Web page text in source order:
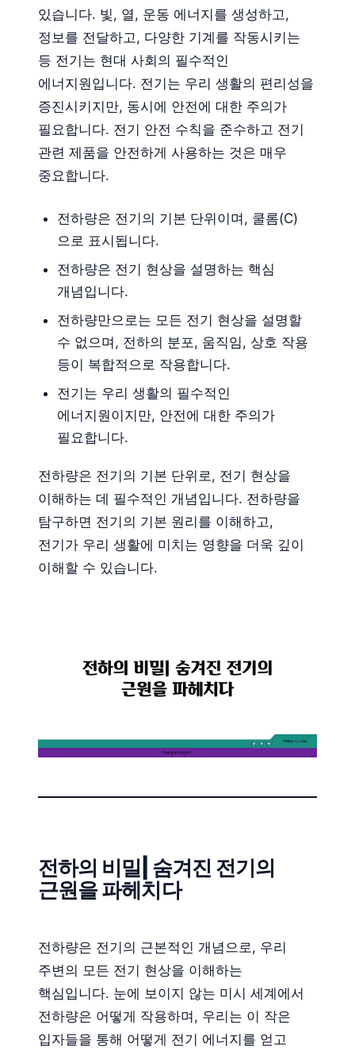
있습니다. 빛, 열, 운동 에너지를 생성하고,
정보를 전달하고, 다양한 기계를 작동시키는
등 전기는 현대 사회의 필수적인
에너지원입니다. 전기는 우리 생활의 편리성을
증진시키지만, 동시에 안전에 대한 주의가
필요합니다. 전기 안전 수칙을 준수하고 전기
관련 제품을 안전하게 사용하는 것은 매우
중요합니다.
전하량은 전기의 기본 단위이며, 쿨롬(C)
으로 표시됩니다.
전하량은 전기 현상을 설명하는 핵심
개념입니다.
전하량만으로는 모든 전기 현상을 설명할
수 없으며, 전하의 분포, 움직임, 상호 작용
등이 복합적으로 작용합니다.
전기는 우리 생활의 필수적인
에너지원이지만, 안전에 대한 주의가
필요합니다.
전하량은 전기의 기본 단위로, 전기 현상을
이해하는 데 필수적인 개념입니다. 전하량을
탐구하면 전기의 기본 원리를 이해하고,
전기가 우리 생활에 미치는 영향을 더욱 깊이
이해할 수 있습니다.
전하의 비밀| 숨겨진 전기의
근원을 파헤치다
전하량은 전기의 근본적인 개념으로, 우리
주변의 모든 전기 현상을 이해하는
핵심입니다. 눈에 보이지 않는 미시 세계에서
전하량은 어떻게 작용하며, 우리는 이 작은
입자들을 통해 어떻게 전기 에너지를 얻고